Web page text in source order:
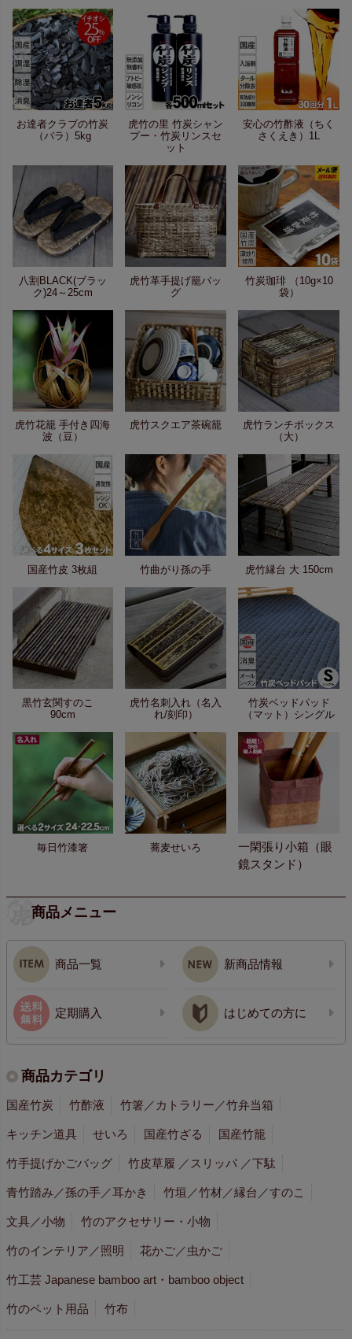
お達者クラブの竹炭
（バラ）5kg
虎竹の里 竹炭シャン
プー・竹炭リンスセ
ット
安心の竹酢液（ちく
さくえき）1L
八割BLACK(ブラッ
ク)24～25cm
虎竹革手提げ籠バッ
グ
竹炭珈琲 （10g×10
袋）
虎竹花籠 手付き四海
波（豆）
虎竹スクエア茶碗籠
虎竹ランチボックス
（大）
国産竹皮 3枚組 竹曲がり孫の手 虎竹縁台 大 150cm
黒竹玄関すのこ
90cm
虎竹名刺入れ（名入
れ/刻印）
竹炭ベッドパッド
（マット）シングル
毎日竹漆箸 蕎麦せいろ
一閑張り小箱（眼
鏡スタンド）
商品メニュー
商品一覧 新商品情報
定期購入 はじめての方に
商品カテゴリ
国産竹炭 竹酢液 竹箸／カトラリー／竹弁当箱
キッチン道具 せいろ 国産竹ざる 国産竹籠
竹手提げかごバッグ 竹皮草履 ／スリッパ ／下駄
青竹踏み／孫の手／耳かき 竹垣／竹材／縁台／すのこ
文具／小物 竹のアクセサリー・小物
竹のインテリア／照明 花かご／虫かご
竹工芸 Japanese bamboo art・bamboo object
竹のペット用品 竹布